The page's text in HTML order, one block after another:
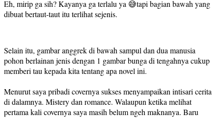
Eh, mirip ga sih? Kayanya ga terlalu ya 😅tapi bagian bawah yang
dibuat bertaut-taut itu terlihat sejenis.
Selain itu, gambar anggrek di bawah sampul dan dua manusia
pohon berlainan jenis dengan 1 gambar bunga di tengahnya cukup
memberi tau kepada kita tentang apa novel ini.
Menurut saya pribadi covernya sukses menyampaikan intisari cerita
di dalamnya. Mistery dan romance. Walaupun ketika melihat
pertama kali covernya saya masih belum ngeh maknanya. Baru